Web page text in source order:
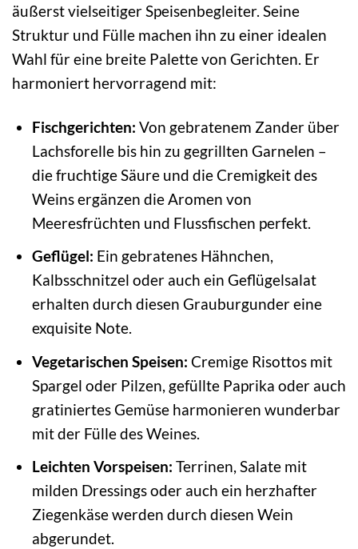
äußerst vielseitiger Speisenbegleiter. Seine
Struktur und Fülle machen ihn zu einer idealen
Wahl für eine breite Palette von Gerichten. Er
harmoniert hervorragend mit:
Fischgerichten: Von gebratenem Zander über
Lachsforelle bis hin zu gegrillten Garnelen –
die fruchtige Säure und die Cremigkeit des
Weins ergänzen die Aromen von
Meeresfrüchten und Flussfischen perfekt.
Geflügel: Ein gebratenes Hähnchen,
Kalbsschnitzel oder auch ein Geflügelsalat
erhalten durch diesen Grauburgunder eine
exquisite Note.
Vegetarischen Speisen: Cremige Risottos mit
Spargel oder Pilzen, gefüllte Paprika oder auch
gratiniertes Gemüse harmonieren wunderbar
mit der Fülle des Weines.
Leichten Vorspeisen: Terrinen, Salate mit
milden Dressings oder auch ein herzhafter
Ziegenkäse werden durch diesen Wein
abgerundet.